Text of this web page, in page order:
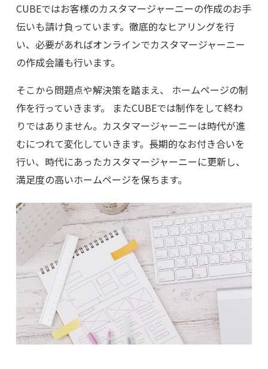
CUBEではお客様のカスタマージャーニーの作成のお手
伝いも請け負っています。徹底的なヒアリングを行
い、必要があればオンラインでカスタマージャーニー
の作成会議も行います。
そこから問題点や解決策を踏まえ、 ホームページの制
作を行っていきます。 またCUBEでは制作をして終わ
りではありません。カスタマージャーニーは時代が進
むにつれて変化していきます。長期的なお付き合いを
行い、時代にあったカスタマージャーニーに更新し、
満足度の高いホームページを保ちます。